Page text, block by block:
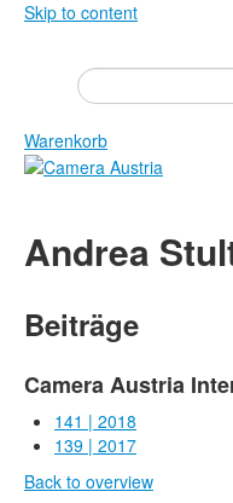
Skip to content
Presse
Veranstaltungen
Newsletter
Über uns
Shop
Datenschutz
Mediadaten
Warenkorb
Zeitschrift
Bücher
Edition
Bibliothek
Camera Austria Preis
Andrea
Beiträge
Camera Austria
141 | 2018
139 | 2017
Back to overview